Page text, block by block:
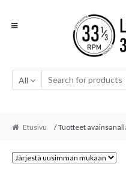
All
Etusivu / Tuotteet